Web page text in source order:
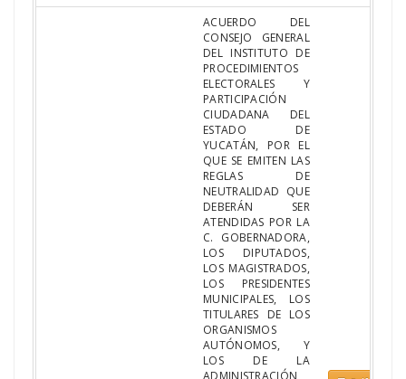
ACUERDO DEL
CONSEJO GENERAL
DEL INSTITUTO DE
PROCEDIMIENTOS
ELECTORALES Y
PARTICIPACIÓN
CIUDADANA DEL
ESTADO DE
YUCATÁN, POR EL
QUE SE EMITEN LAS
REGLAS DE
NEUTRALIDAD QUE
DEBERÁN SER
ATENDIDAS POR LA
C. GOBERNADORA,
LOS DIPUTADOS,
LOS MAGISTRADOS,
LOS PRESIDENTES
MUNICIPALES, LOS
TITULARES DE LOS
ORGANISMOS
AUTÓNOMOS, Y
LOS DE LA
ADMINISTRACIÓN